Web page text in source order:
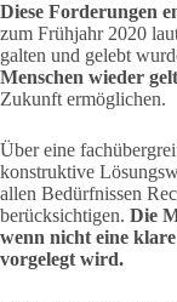
Diese Forderungen
zum Frühjahr 2020
galten und gelebt
Menschen wieder
Zukunft ermöglichen.
Über eine
konstruktive
allen Bedürfnissen
berücksichtigen. Die
wenn nicht eine
vorgelegt wird.